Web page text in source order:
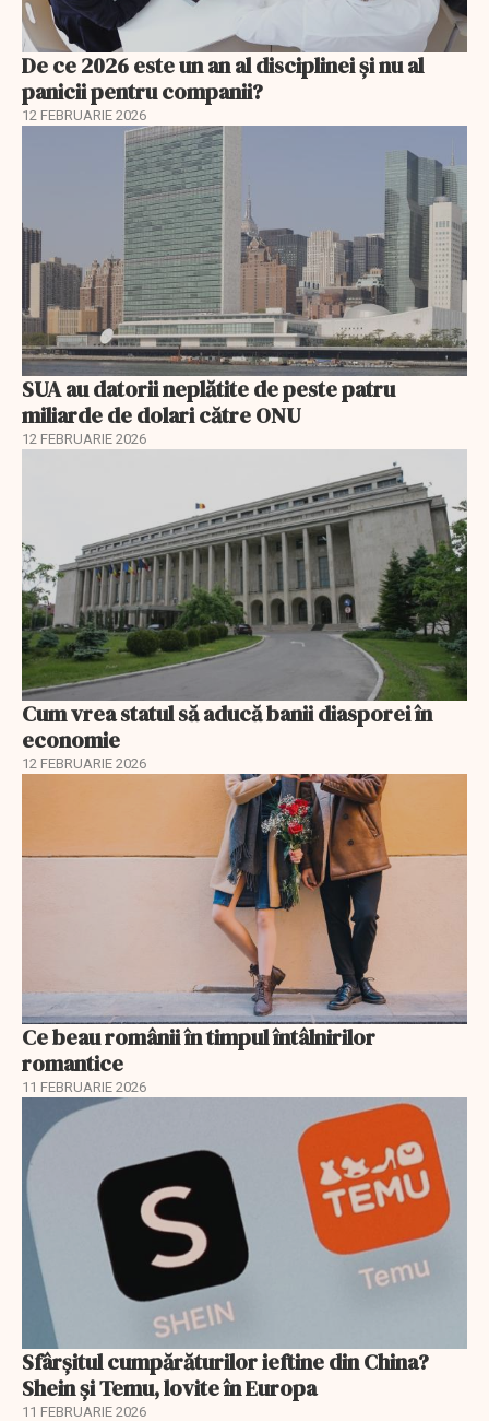
De ce 2026 este un an al disciplinei și nu al
panicii pentru companii?
12 FEBRUARIE 2026
SUA au datorii neplătite de peste patru
miliarde de dolari către ONU
12 FEBRUARIE 2026
Cum vrea statul să aducă banii diasporei în
economie
12 FEBRUARIE 2026
Ce beau românii în timpul întâlnirilor
romantice
11 FEBRUARIE 2026
Sfârșitul cumpărăturilor ieftine din China?
Shein și Temu, lovite în Europa
11 FEBRUARIE 2026